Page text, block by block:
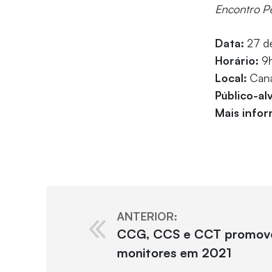
Encontro
Data:27
Horário:
Local:
Público-
Mais
ANTERIOR:
CCG, CCS e CCT
monitores em 2021